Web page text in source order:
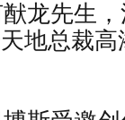
龙先生
地总裁